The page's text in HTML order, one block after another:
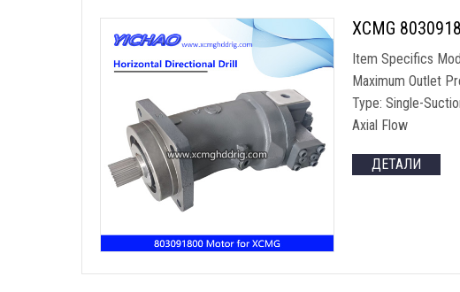
XCMG
Item Specifics
Maximum Outlet
Type:Single-
Axial Flow
ДЕТАЛИ